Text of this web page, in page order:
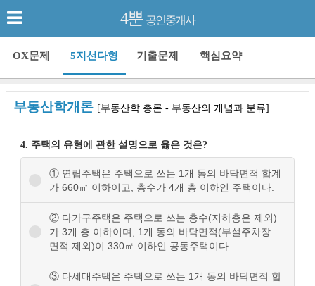
4뿐 공인중개사
OX문제 5지선다형 기출문제 핵심요약
부동산학개론 [부동산학 총론 - 부동산의 개념과 분류]
4. 주택의 유형에 관한 설명으로 옳은 것은?
① 연립주택은 주택으로 쓰는 1개 동의 바닥면적 합계
가 660㎡ 이하이고, 층수가 4개 층 이하인 주택이다.
② 다가구주택은 주택으로 쓰는 층수(지하층은 제외)
가 3개 층 이하이며, 1개 동의 바닥면적(부설주차장
면적 제외)이 330㎡ 이하인 공동주택이다.
③ 다세대주택은 주택으로 쓰는 1개 동의 바닥면적 합